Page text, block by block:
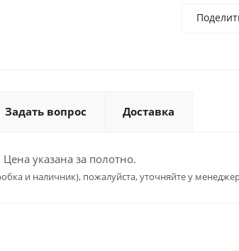
Задать вопрос Доставка
указана за полотно.
и наличник), пожалуйста, уточняйте у